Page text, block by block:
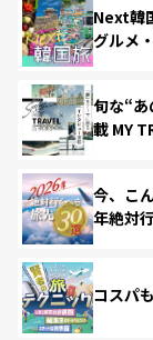
Next韓
グルメ
旬な“
載 MY
今、こ
年絶対
コスパ